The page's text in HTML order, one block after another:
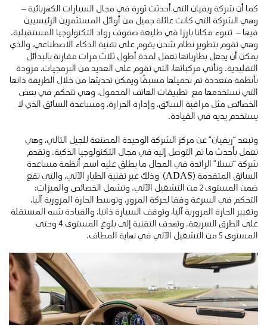
كما أن شركة ريفيان التي أحدثت ثورة في مجال السيارات الكهربائية –
وهي الشركة التي كانت عائلة جميل من أوائل المستثمرين الرئيسيين
فيها – تتبوء مكانا بارزا في طليعة صفوف رواد التكنولوجيا المستقبلية.
وهي تقوم بتطوير نظام شحن يقوم على تقنية الذكاء الاصطناعي، والذي
يمكن أن يجعل بطارياتها تعمل لمدة أطول ثلاث مرات مقارنة بالبدائل
التقليدية. وتأتي مركباتها، التي تقوم على العديد من البرمجيات، مزودة
بأنظمة متعددة تم تحميلها مسبقًا ويمكن تحديثها من خلال الطريقة ذاتها
التي نستخدمها مع تطبيقات الهاتف المحمول، وهي تتحكم في بعض
الخصائص مثل مراقبة السائق، وإدارة الحرارة، ومساعدة السائق الذي لا
يستخدم يديه في القيادة.
وتبعد “ريفيان” عن مركز الشركة الوحيدة المصنعة للجيل التالي، وهي
تعمل بأحدث ما تم التوصل إليه في مجال التكنولوجيا الذكية. وتقدم
شركة “تسلا” الرائدة في المجال ما يطلق عليه اسم أنظمة مساعدة
السائق المتقدمة (ADAS) وذلك عبر تقنية الطيار الآلي، والتي تقع
ضمن المستوى 2 من التشغيل الآلي. وتشمل الخصائص والميزات:
التحكم في السرعة وفقا لحركة المرور، وتوسط الحارة المرورية آليا،
وتغيير الحارة المرورية آليا، وتوقف السيارة ذاتيا، والقيادة شبه المستقلة
على الطرق السريعة. وتهدف التقنية إلى بلوغ المستوى 4 وحتى
المستوى 5 من التشغيل الآلي في نهاية المطاف.